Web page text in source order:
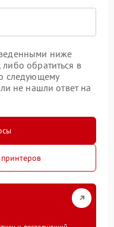
ниже
обратиться в
следующему
не нашли ответ на